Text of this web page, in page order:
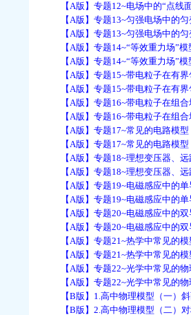
【A版】专题12~电场中的“点线面
【A版】专题13~匀强电场中的匀
【A版】专题13~匀强电场中的匀
【A版】专题14~“等效重力场”模
【A版】专题14~“等效重力场”模
【A版】专题15~带电粒子在有界
【A版】专题15~带电粒子在有界
【A版】专题16~带电粒子在组合
【A版】专题16~带电粒子在组合
【A版】专题17~常见的电路模型
【A版】专题17~常见的电路模型
【A版】专题18~理想变压器、远
【A版】专题18~理想变压器、远
【A版】专题19~电磁感应中的单
【A版】专题19~电磁感应中的单
【A版】专题20~电磁感应中的双
【A版】专题20~电磁感应中的双
【A版】专题21~热学中常见的模
【A版】专题21~热学中常见的模
【A版】专题22~光学中常见的物
【A版】专题22~光学中常见的物
【B版】1.高中物理模型（一）斜
【B版】2.高中物理模型（二）对